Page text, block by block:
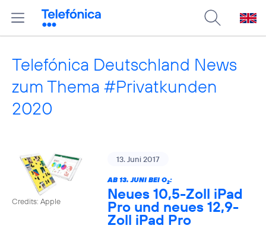
Telefónica Deutschland News
zum Thema #Privatkunden
2020
Credits: Apple
13. Juni 2017
AB 13. JUNI BEI O2:
Neues 10,5-Zoll iPad
Pro und neues 12,9-
Zoll iPad Pro